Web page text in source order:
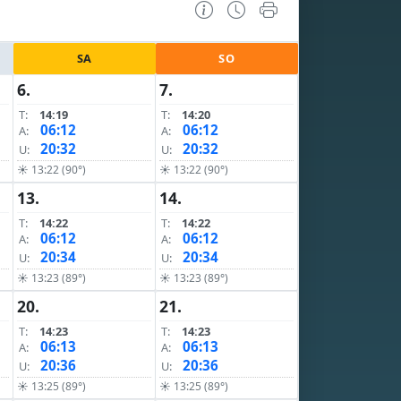
SA SO
6.
T:
14:19
A:
06:12
U: 20:32
☀ 13:22 (90°)
7.
T:
14:20
A:
06:12
U: 20:32
☀ 13:22 (90°)
13.
T:
14:22
A:
06:12
U: 20:34
☀ 13:23 (89°)
14.
T:
14:22
A:
06:12
U: 20:34
☀ 13:23 (89°)
20.
T:
14:23
A:
06:13
U: 20:36
☀ 13:25 (89°)
21.
T:
14:23
A:
06:13
U: 20:36
☀ 13:25 (89°)